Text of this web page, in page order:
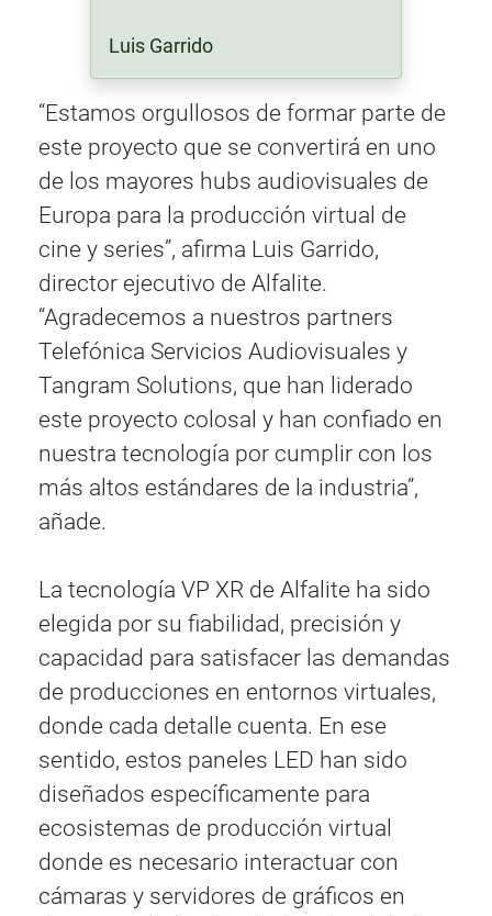
Luis Garrido
“Estamos orgullosos de formar parte de
este proyecto que se convertirá en uno
de los mayores hubs audiovisuales de
Europa para la producción virtual de
cine y series”, afirma Luis Garrido,
director ejecutivo de Alfalite.
“Agradecemos a nuestros partners
Telefónica Servicios Audiovisuales y
Tangram Solutions, que han liderado
este proyecto colosal y han confiado en
nuestra tecnología por cumplir con los
más altos estándares de la industria”,
añade.
La tecnología VP XR de Alfalite ha sido
elegida por su fiabilidad, precisión y
capacidad para satisfacer las demandas
de producciones en entornos virtuales,
donde cada detalle cuenta. En ese
sentido, estos paneles LED han sido
diseñados específicamente para
ecosistemas de producción virtual
donde es necesario interactuar con
cámaras y servidores de gráficos en